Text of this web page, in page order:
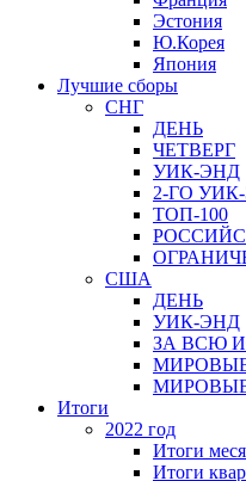
Эстония
Ю.Корея
Япония
Лучшие сборы
СНГ
ДЕНЬ
ЧЕТВЕРГ
УИК-ЭНД
2-ГО
ТОП-100
США
ДЕНЬ
УИК-ЭНД
ЗА ВСЮ
Итоги
2022 год
Итоги
Итоги